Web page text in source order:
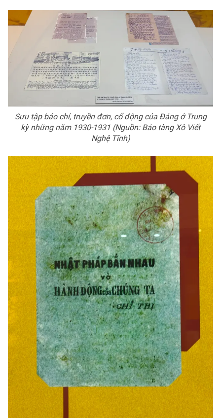
Sưu tập báo chí, truyền đơn, cổ động của Đảng ở Trung
kỳ những năm 1930-1931 (Nguồn: Bảo tàng Xô Viết
Nghệ Tĩnh)